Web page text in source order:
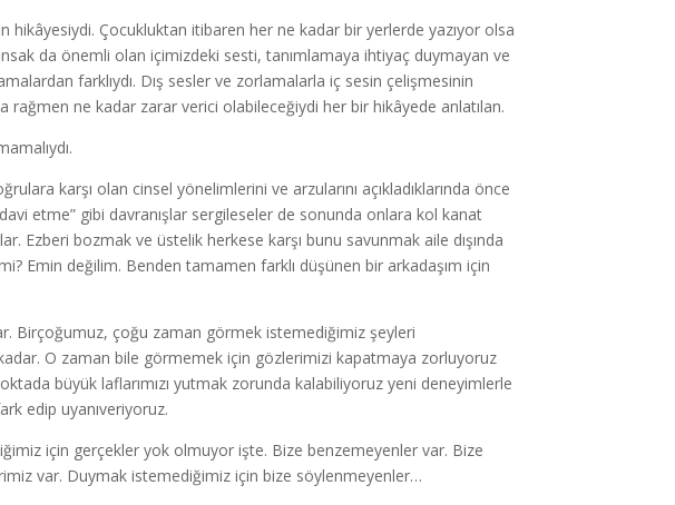
Çocukluktan itibaren her ne kadar bir yerlerde yazıyor olsa
da önemli olan içimizdeki sesti, tanımlamaya ihtiyaç duymayan ve
farklıydı. Dış sesler ve zorlamalarla iç sesin çelişmesinin
rağmen ne kadar zarar verici olabileceğiydi her bir hikâyede anlatılan.
karşı olan cinsel yönelimlerini ve arzularını açıkladıklarında önce
etme” gibi davranışlar sergileseler de sonunda onlara kol kanat
Ezberi bozmak ve üstelik herkese karşı bunu savunmak aile dışında
Emin değilim. Benden tamamen farklı düşünen bir arkadaşım için
Birçoğumuz, çoğu zaman görmek istemediğimiz şeyleri
O zaman bile görmemek için gözlerimizi kapatmaya zorluyoruz
büyük laflarımızı yutmak zorunda kalabiliyoruz yeni deneyimlerle
edip uyanıveriyoruz.
için gerçekler yok olmuyor işte. Bize benzemeyenler var. Bize
var. Duymak istemediğimiz için bize söylenmeyenler…